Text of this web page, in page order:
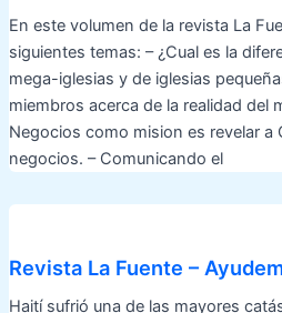
En este volumen de la revista La
siguientes temas: – ¿Cual es la
mega-iglesias y de iglesias
miembros acerca de la realidad del
Negocios como mision es revelar a
negocios. – Comunicando el
Revista La Fuente –
Haití sufrió una de las mayores